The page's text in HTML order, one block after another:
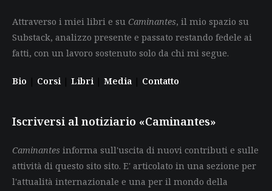
Attraverso i miei libri e su Caminantes, il mio spazio su
Substack, analizzo presente e passato restando fedele ai
fatti, con un lavoro sostenuto solo da chi mi segue.
Bio | Corsi | Libri | Media | Contatto
Iscriversi al notiziario «Caminantes»
Caminantes informa sull'uscita di nuovi contributi e sulle
attività di questo sito sito. E' articolato in una sezione per
l'attualità internazionale e una per il mondo della